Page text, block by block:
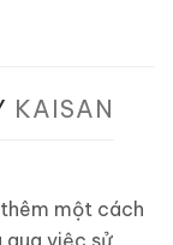
KAISAN
một cách
qua việc sử